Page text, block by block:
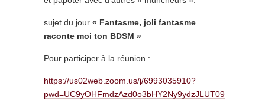
sujet du jour « Fantasme, joli fantasme
raconte moi ton BDSM »
Pour participer à la réunion :
https://us02web.zoom.us/j/6993035910?
pwd=UC9yOHFmdzAzd0o3bHY2Ny9ydzJLUT09